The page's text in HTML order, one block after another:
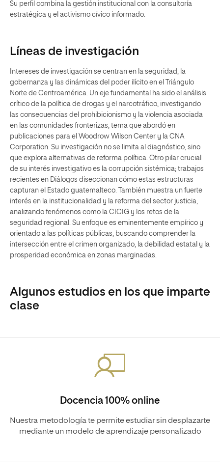
Su perfil combina la gestión institucional con la consultoría
estratégica y el activismo cívico informado.
Líneas de investigación
Intereses de investigación se centran en la seguridad, la
gobernanza y las dinámicas del poder ilícito en el Triángulo
Norte de Centroamérica. Un eje fundamental ha sido el análisis
crítico de la política de drogas y el narcotráfico, investigando
las consecuencias del prohibicionismo y la violencia asociada
en las comunidades fronterizas, tema que abordó en
publicaciones para el Woodrow Wilson Center y la CNA
Corporation. Su investigación no se limita al diagnóstico, sino
que explora alternativas de reforma política. Otro pilar crucial
de su interés investigativo es la corrupción sistémica; trabajos
recientes en Diálogos diseccionan cómo estas estructuras
capturan el Estado guatemalteco. También muestra un fuerte
interés en la institucionalidad y la reforma del sector justicia,
analizando fenómenos como la CICIG y los retos de la
seguridad regional. Su enfoque es eminentemente empírico y
orientado a las políticas públicas, buscando comprender la
intersección entre el crimen organizado, la debilidad estatal y la
prosperidad económica en zonas marginadas.
Algunos estudios en los que imparte
clase
Docencia 100% online
Nuestra metodología te permite estudiar sin desplazarte
mediante un modelo de aprendizaje personalizado